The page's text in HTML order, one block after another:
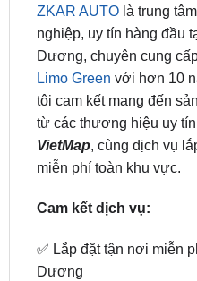
Dương, chuyên cung
Limo Greenvới hơn 10
tôi cam kết mang đến
từ các thương hiệu uy
VietMap, cùng dịch vụ
miễn phí toàn khu vực.
Cam kết dịch vụ:
✅ Lắp đặt tận nơi miễn
✅ Hoàn tiền 100% nếu
xuất